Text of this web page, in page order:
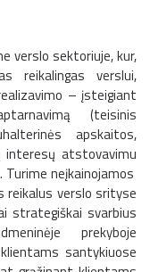
verslo sektoriuje, kur,
reikalingas verslui,
– įsteigiant
(teisinis
apskaitos,
interesų atstovavimu
neįkainojamos
verslo srityse
strategiškai svarbius
prekyboje
santykiuose